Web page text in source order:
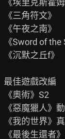
《埃里克斯霍
《三角符文》
《午夜之南》
《Sword of the
《沉默之丘f》
最佳遊戲改編
《奧術》S2
《惡魔獵人》
《我的世界》
《最後生還者